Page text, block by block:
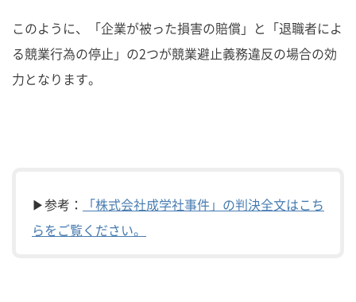
このように、「企業が被った損害の賠償」と「退職者によ
る競業行為の停止」の2つが競業避止義務違反の場合の効
力となります。
▶参考：
「株式会社成学社事件」の判決全文はこち
らをご覧ください。